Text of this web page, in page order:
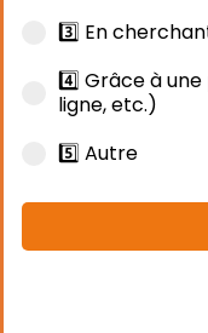
3️⃣ En
4️⃣ Grâce à
ligne, etc.)
5️⃣ Autre